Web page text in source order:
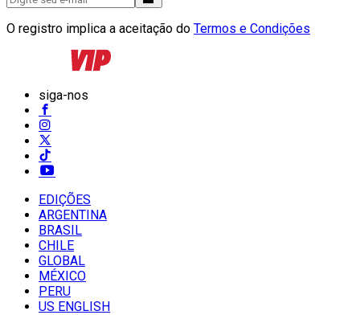
O registro implica a aceitação do Termos e Condições
siga-nos
EDIÇÕES
ARGENTINA
BRASIL
CHILE
GLOBAL
MÉXICO
PERU
US ENGLISH